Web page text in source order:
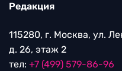
Редакция
115280, г. Москва, ул.
д. 26, этаж 2
тел: +7 (499) 579-86-96